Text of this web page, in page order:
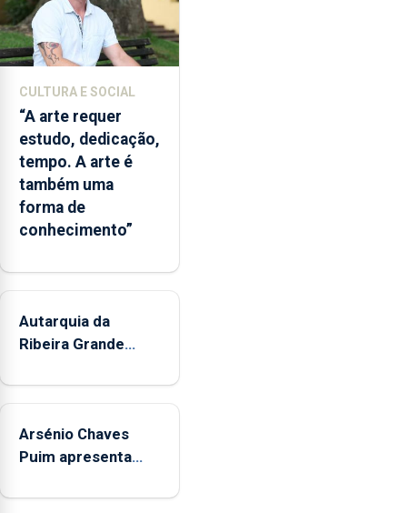
Açores
com
responsabilidades
partilhadas
entre
o
Governo
Regional
e
municípios.
CULTURA E SOCIAL
“A arte requer
estudo, dedicação,
tempo. A arte é
também uma
forma de
conhecimento”
Autarquia da
Ribeira Grande
"Museus no Verão"
Arsénio Chaves
Puim apresenta
de Vila do Porto